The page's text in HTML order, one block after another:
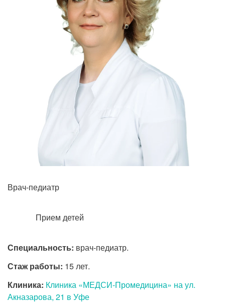
Рентгенология
Врач-педиатр
Прием детей
Специальность: врач-педиатр.
Стаж работы: 15 лет.
Клиника: Клиника «МЕДСИ-Промедицина» на ул.
Акназарова, 21 в Уфе